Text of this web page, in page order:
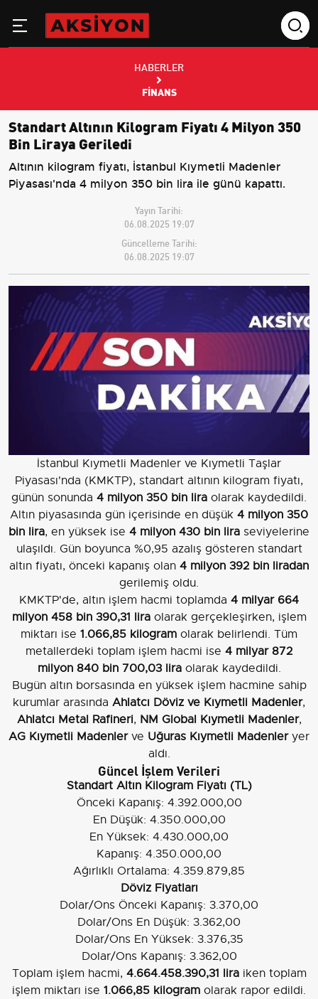
HABERLER
FINANS
Standart Altının Kilogram Fiyatı 4 Milyon 350
Bin Liraya Geriledi
Altının kilogram fiyatı, İstanbul Kıymetli Madenler
Piyasası'nda 4 milyon 350 bin lira ile günü kapattı.
Yayın Tarihi:
06.08.2025 19:07
Güncelleme Tarihi:
06.08.2025 19:07
İstanbul Kıymetli Madenler ve Kıymetli Taşlar
Piyasası'nda (KMKTP), standart altının kilogram fiyatı,
günün sonunda 4 milyon 350 bin lira olarak kaydedildi.
Altın piyasasında gün içerisinde en düşük 4 milyon 350
bin lira, en yüksek ise 4 milyon 430 bin lira seviyelerine
ulaşıldı. Gün boyunca %0,95 azalış gösteren standart
altın fiyatı, önceki kapanış olan 4 milyon 392 bin liradan
gerilemiş oldu.
KMKTP'de, altın işlem hacmi toplamda 4 milyar 664
milyon 458 bin 390,31 liraolarak gerçekleşirken, işlem
miktarı ise 1.066,85 kilogram olarak belirlendi. Tüm
metallerdeki toplam işlem hacmi ise 4 milyar 872
milyon 840 bin 700,03 liraolarak kaydedildi.
Bugün altın borsasında en yüksek işlem hacmine sahip
kurumlar arasında Ahlatcı Döviz ve Kıymetli Madenler,
Ahlatcı Metal Rafineri, NM Global Kıymetli Madenler,
AG Kıymetli Madenlerve Uğuras Kıymetli Madenleryer
aldı.
Güncel İşlem Verileri
Standart Altın Kilogram Fiyatı (TL)
Önceki Kapanış: 4.392.000,00
En Düşük: 4.350.000,00
En Yüksek: 4.430.000,00
Kapanış: 4.350.000,00
Ağırlıklı Ortalama: 4.359.879,85
Döviz Fiyatları
Dolar/Ons Önceki Kapanış: 3.370,00
Dolar/Ons En Düşük: 3.362,00
Dolar/Ons En Yüksek: 3.376,35
Dolar/Ons Kapanış: 3.362,00
Toplam işlem hacmi, 4.664.458.390,31 liraiken toplam
işlem miktarı ise 1.066,85 kilogram olarak rapor edildi.